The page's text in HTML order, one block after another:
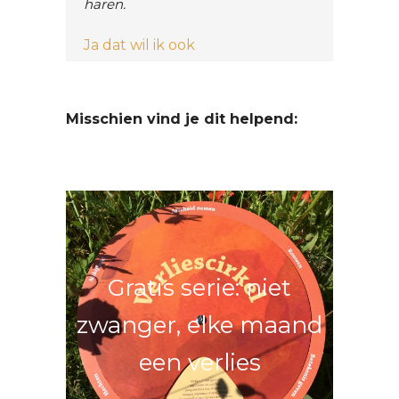
Misschien vind je dit helpend:
Gratis serie: niet
zwanger, elke maand
een verlies